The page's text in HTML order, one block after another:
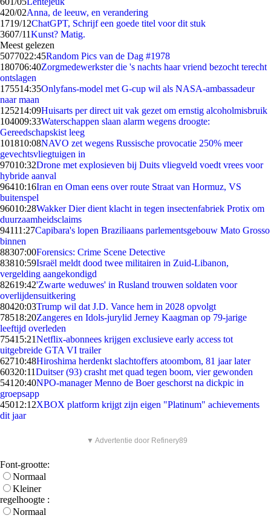
420/02Anna, de leeuw, en verandering
1719/12ChatGPT, Schrijf een goede titel voor dit stuk
3607/11Kunst? Matig.
Meest gelezen
5077022:45Random Pics van de Dag #1978
180706:40Zorgmedewerkster die 's nachts haar vriend bezocht terecht
ontslagen
175514:35Onlyfans-model met G-cup wil als NASA-ambassadeur
naar maan
125214:09Huisarts per direct uit vak gezet om ernstig alcoholmisbruik
104009:33Waterschappen slaan alarm wegens droogte:
Gereedschapskist leeg
101810:08NAVO zet wegens Russische provocatie 250% meer
gevechtsvliegtuigen in
97010:32Drone met explosieven bij Duits vliegveld voedt vrees voor
hybride aanval
96410:16Iran en Oman eens over route Straat van Hormuz, VS
buitenspel
96010:28Wakker Dier dient klacht in tegen insectenfabriek Protix om
duurzaamheidsclaims
94111:27Capibara's lopen Braziliaans parlementsgebouw Mato Grosso
binnen
88307:00Forensics: Crime Scene Detective
83810:59Israël meldt dood twee militairen in Zuid-Libanon,
vergelding aangekondigd
82619:42'Zwarte weduwes' in Rusland trouwen soldaten voor
overlijdensuitkering
80420:03Trump wil dat J.D. Vance hem in 2028 opvolgt
78518:20Zangeres en Idols-jurylid Jerney Kaagman op 79-jarige
leeftijd overleden
75415:21Netflix-abonnees krijgen exclusieve early access tot
uitgebreide GTA VI trailer
62710:48Hiroshima herdenkt slachtoffers atoombom, 81 jaar later
60320:11Duitser (93) crasht met quad tegen boom, vier gewonden
541 20:40NPO-manager Menno de Boer geschorst na dickpic in
groepsapp
45012:12XBOX platform krijgt zijn eigen "Platinum" achievements
dit jaar
▼ Advertentie door Refinery89
Font-grootte:
Normaal
Kleiner
regelhoogte :
Normaal